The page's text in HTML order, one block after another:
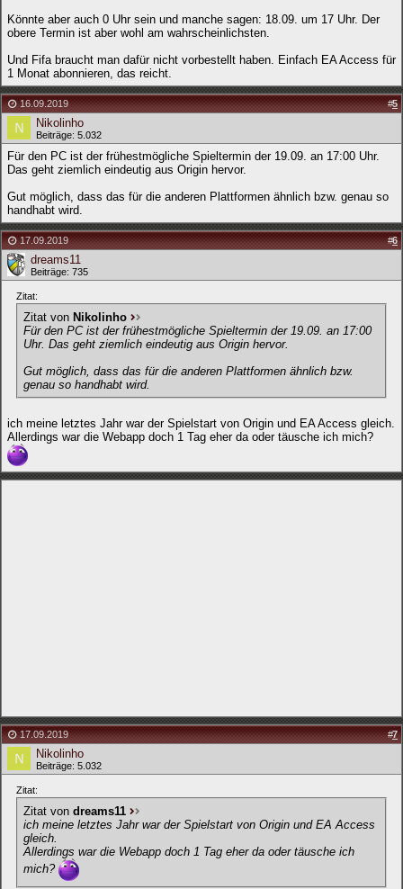
Könnte aber auch 0 Uhr sein und manche sagen: 18.09. um 17 Uhr. Der
obere Termin ist aber wohl am wahrscheinlichsten.
Und Fifa braucht man dafür nicht vorbestellt haben. Einfach EA Access für
1 Monat abonnieren, das reicht.
16.09.2019 #5
Nikolinho
Beiträge: 5.032
Für den PC ist der frühestmögliche Spieltermin der 19.09. an 17:00 Uhr.
Das geht ziemlich eindeutig aus Origin hervor.
Gut möglich, dass das für die anderen Plattformen ähnlich bzw. genau so
handhabt wird.
17.09.2019 #6
dreams11
Beiträge: 735
Zitat:
Zitat von Nikolinho
Für den PC ist der frühestmögliche Spieltermin der 19.09. an 17:00
Uhr. Das geht ziemlich eindeutig aus Origin hervor.
Gut möglich, dass das für die anderen Plattformen ähnlich bzw.
genau so handhabt wird.
ich meine letztes Jahr war der Spielstart von Origin und EA Access gleich.
Allerdings war die Webapp doch 1 Tag eher da oder täusche ich mich?
17.09.2019 #7
Nikolinho
Beiträge: 5.032
Zitat:
Zitat von dreams11
ich meine letztes Jahr war der Spielstart von Origin und EA Access
gleich.
Allerdings war die Webapp doch 1 Tag eher da oder täusche ich
mich?